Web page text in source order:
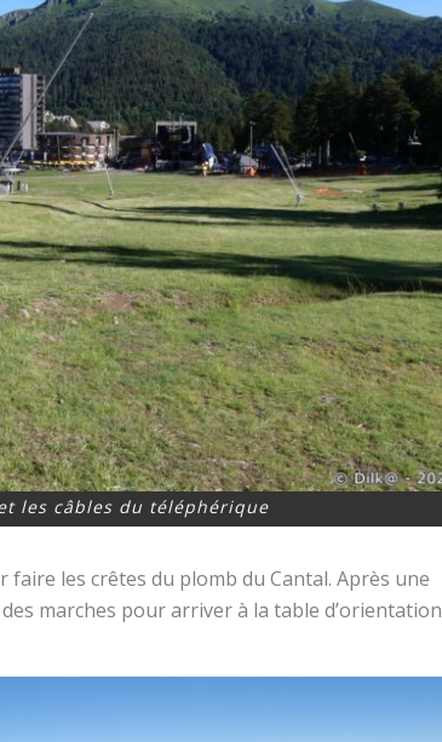
les câbles du téléphérique
les crêtes du plomb du Cantal. Après une
marches pour arriver à la table d’orientation